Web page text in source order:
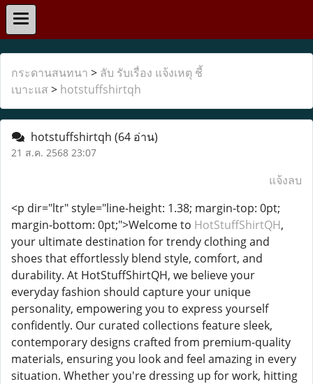
กระดานสนทนา > ลับ รับเรื่อง แจ้งเหตุ ชี้
เบาะแส > hotstuffshirtqh
hotstuffshirtqh (64 อ่าน)
21 ส.ค. 2568 23:07
แจ้งลบ
<p dir="ltr" style="line-height: 1.38; margin-top: 0pt;
margin-bottom: 0pt;">Welcome to HotStuffShirtQH,
your ultimate destination for trendy clothing and
shoes that effortlessly blend style, comfort, and
durability. At HotStuffShirtQH, we believe your
everyday fashion should capture your unique
personality, empowering you to express yourself
confidently. Our curated collections feature sleek,
contemporary designs crafted from premium-quality
materials, ensuring you look and feel amazing in every
situation. Whether you're dressing up for work, hitting